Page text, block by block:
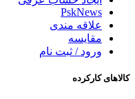
PskNews
علاقه مندی
مقایسه
ورود / ثبت نام
کالاهای کارکرده